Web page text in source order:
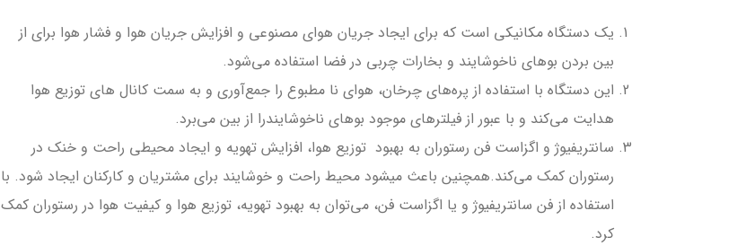
یک دستگاه مکانیکی است که برای ایجاد جریان هوای مصنوعی و افزایش جریان هوا و فشار هوا براي از
بین بردن بوهای ناخوشایند و بخارات چربي در فضا استفاده می‌شود.
این دستگاه با استفاده از پره‌های چرخان، هواي نا مطبوع را جمع‌آوری و به سمت كانال هاي توزیع هوا
هدایت می‌کند و با عبور از فيلترهاي موجود بوهای ناخوشایندرا از بین می‌برد.
سانتریفیوژ و اگزاست فن رستوران به بهبود توزیع هوا، افزایش تهویه و ایجاد محیطی راحت و خنک در
رستوران کمک می‌کند.همچنین باعث میشود محیط راحت و خوشایند برای مشتریان و کارکنان ایجاد شود. با
استفاده از فن سانتریفیوژ و يا اگزاست فن، می‌توان به بهبود تهویه، توزیع هوا و کیفیت هوا در رستوران کمک
کرد.